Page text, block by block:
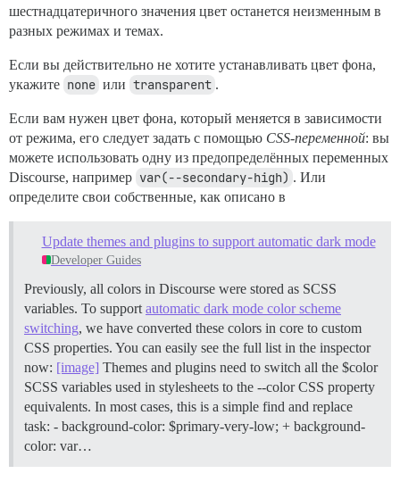
шестнадцатеричного значения цвет останется неизменным в
разных режимах и темах.
Если вы действительно не хотите устанавливать цвет фона,
укажите none или transparent .
Если вам нужен цвет фона, который меняется в зависимости
от режима, его следует задать с помощью CSS-переменной: вы
можете использовать одну из предопределённых переменных
Discourse, например var(--secondary-high) . Или
определите свои собственные, как описано в
Update themes and plugins to support automatic dark mode
Developer Guides
Previously, all colors in Discourse were stored as SCSS
variables. To supportautomatic dark mode color scheme
switching, we have converted these colors in core to custom
CSS properties. You can easily see the full list in the inspector
now: [image] Themes and plugins need to switch all the $color
SCSS variables used in stylesheets to the --color CSS property
equivalents. In most cases, this is a simple find and replace
task: - background-color: $primary-very-low; + background-
color: var…